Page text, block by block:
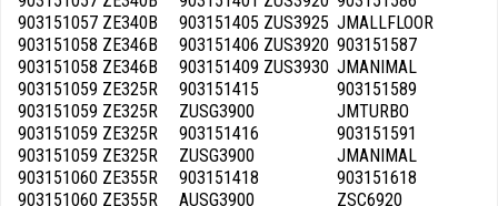
903151057 ZE340B
903151058 ZE346B
903151058 ZE346B
903151059 ZE325R
903151059 ZE325R
903151059 ZE325R
903151059 ZE325R
903151060 ZE355R
903151060 ZE355R
903151405 ZUS3925
903151406 ZUS3920
903151409 ZUS3930
903151415
ZUSG3900
903151416
ZUSG3900
903151418
AUSG3900
JMALLFLOOR
903151587
JMANIMAL
903151589
JMTURBO
903151591
JMANIMAL
903151618
ZSC6920